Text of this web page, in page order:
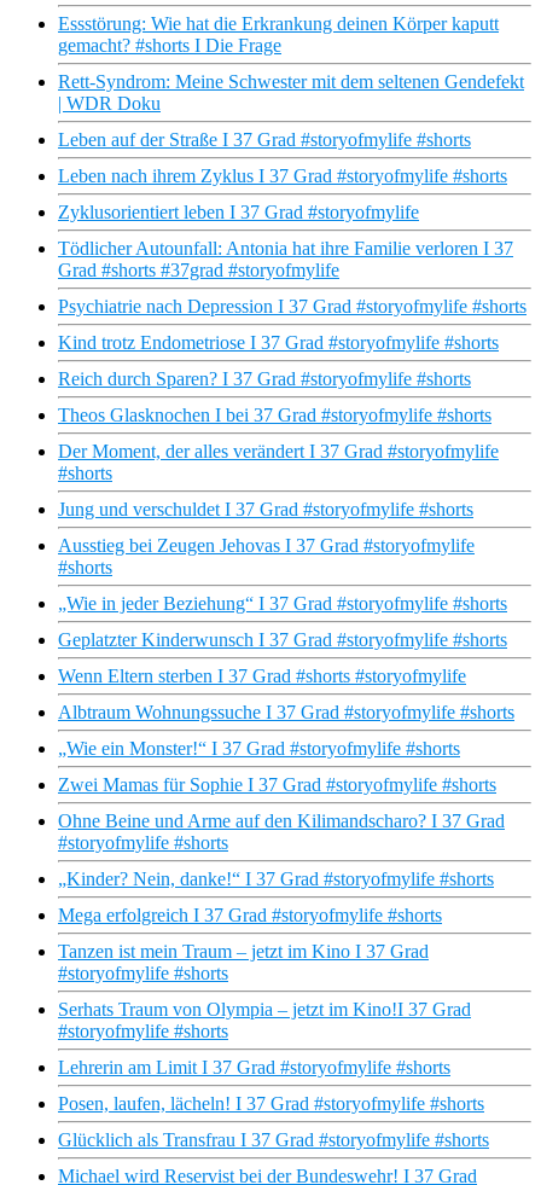
Essstörung: Wie hat die Erkrankung deinen Körper kaputt
gemacht? #shorts I Die Frage
Rett-Syndrom: Meine Schwester mit dem seltenen Gendefekt
| WDR Doku
Leben auf der Straße I 37 Grad #storyofmylife #shorts
Leben nach ihrem Zyklus I 37 Grad #storyofmylife #shorts
Zyklusorientiert leben I 37 Grad #storyofmylife
Tödlicher Autounfall: Antonia hat ihre Familie verloren I 37
Grad #shorts #37grad #storyofmylife
Psychiatrie nach Depression I 37 Grad #storyofmylife #shorts
Kind trotz Endometriose I 37 Grad #storyofmylife #shorts
Reich durch Sparen? I 37 Grad #storyofmylife #shorts
Theos Glasknochen I bei 37 Grad #storyofmylife #shorts
Der Moment, der alles verändert I 37 Grad #storyofmylife
#shorts
Jung und verschuldet I 37 Grad #storyofmylife #shorts
Ausstieg bei Zeugen Jehovas I 37 Grad #storyofmylife
#shorts
„Wie in jeder Beziehung“ I 37 Grad #storyofmylife #shorts
Geplatzter Kinderwunsch I 37 Grad #storyofmylife #shorts
Wenn Eltern sterben I 37 Grad #shorts #storyofmylife
Albtraum Wohnungssuche I 37 Grad #storyofmylife #shorts
„Wie ein Monster!“ I 37 Grad #storyofmylife #shorts
Zwei Mamas für Sophie I 37 Grad #storyofmylife #shorts
Ohne Beine und Arme auf den Kilimandscharo? I 37 Grad
#storyofmylife #shorts
„Kinder? Nein, danke!“ I 37 Grad #storyofmylife #shorts
Mega erfolgreich I 37 Grad #storyofmylife #shorts
Tanzen ist mein Traum – jetzt im Kino I 37 Grad
#storyofmylife #shorts
Serhats Traum von Olympia – jetzt im Kino!I 37 Grad
#storyofmylife #shorts
Lehrerin am Limit I 37 Grad #storyofmylife #shorts
Posen, laufen, lächeln! I 37 Grad #storyofmylife #shorts
Glücklich als Transfrau I 37 Grad #storyofmylife #shorts
Michael wird Reservist bei der Bundeswehr! I 37 Grad